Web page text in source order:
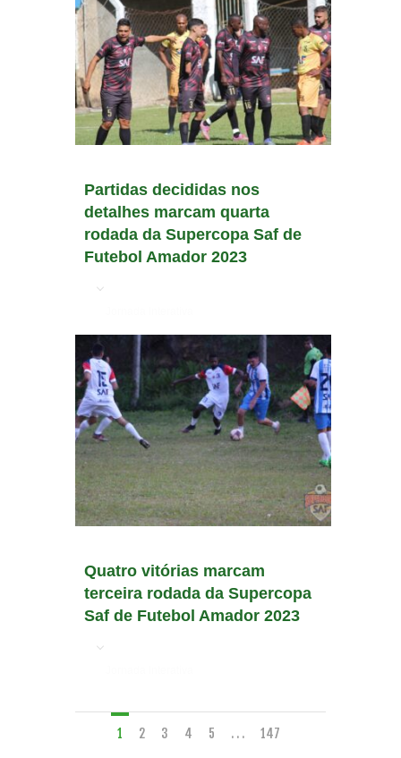
Partidas decididas nos
detalhes marcam quarta
rodada da Supercopa Saf de
Futebol Amador 2023
Quatro vitórias marcam
terceira rodada da Supercopa
Saf de Futebol Amador 2023
1 2 3 4 5 . . . 147